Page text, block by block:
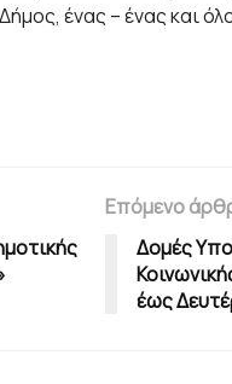
ένας – ένας και
Επόμενο
Δομές
έως